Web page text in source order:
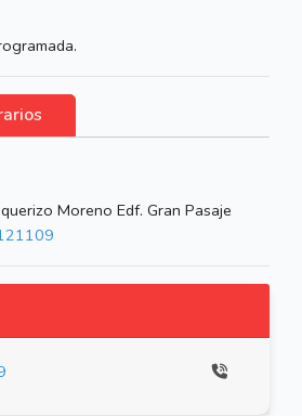
Moreno Edf. Gran Pasaje